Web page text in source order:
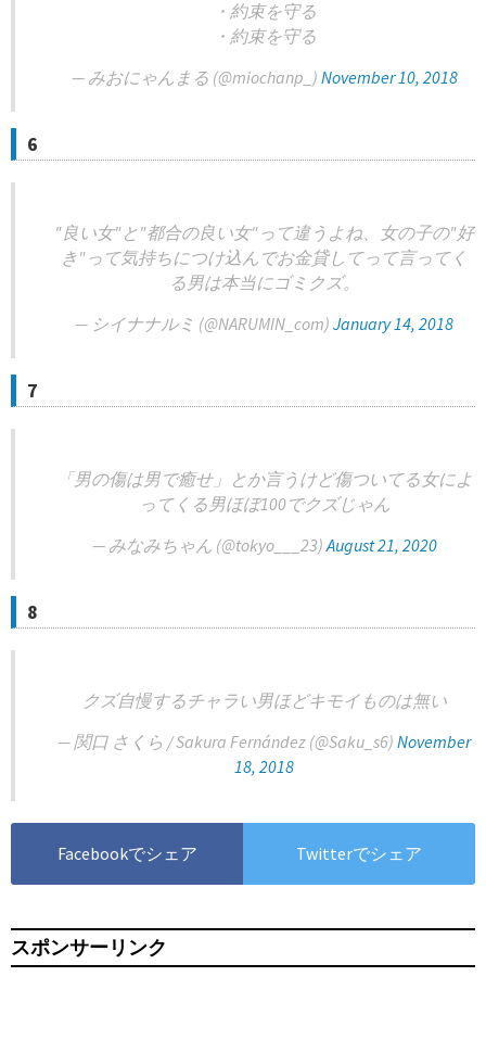
・約束を守る
・約束を守る
— みおにゃんまる (@miochanp_) November 10, 2018
6
"良い女"と"都合の良い女"って違うよね、女の子の"好
き"って気持ちにつけ込んでお金貸してって言ってく
る男は本当にゴミクズ。
— シイナナルミ (@NARUMIN_com) January 14, 2018
7
「男の傷は男で癒せ」とか言うけど傷ついてる女によ
ってくる男ほぼ100でクズじゃん
— みなみちゃん (@tokyo___23)August 21, 2020
8
クズ自慢するチャラい男ほどキモイものは無い
— 関口 さくら / Sakura Fernández (@Saku_s6) November
18, 2018
Facebookでシェア Twitterでシェア
スポンサーリンク